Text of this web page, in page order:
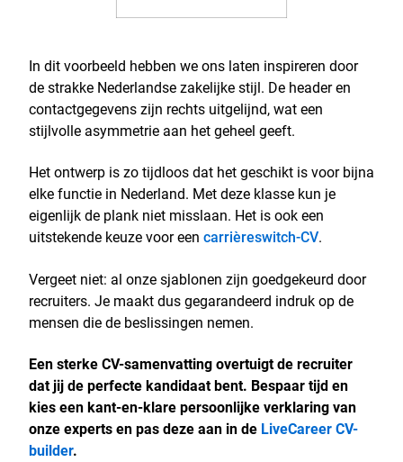
In dit voorbeeld hebben we ons laten inspireren door
de strakke Nederlandse zakelijke stijl. De header en
contactgegevens zijn rechts uitgelijnd, wat een
stijlvolle asymmetrie aan het geheel geeft.
Het ontwerp is zo tijdloos dat het geschikt is voor bijna
elke functie in Nederland. Met deze klasse kun je
eigenlijk de plank niet misslaan. Het is ook een
uitstekende keuze voor een carrièreswitch-CV.
Vergeet niet: al onze sjablonen zijn goedgekeurd door
recruiters. Je maakt dus gegarandeerd indruk op de
mensen die de beslissingen nemen.
Een sterke CV-samenvatting overtuigt de recruiter
dat jij de perfecte kandidaat bent. Bespaar tijd en
kies een kant-en-klare persoonlijke verklaring van
onze experts en pas deze aan in de LiveCareer CV-
builder.